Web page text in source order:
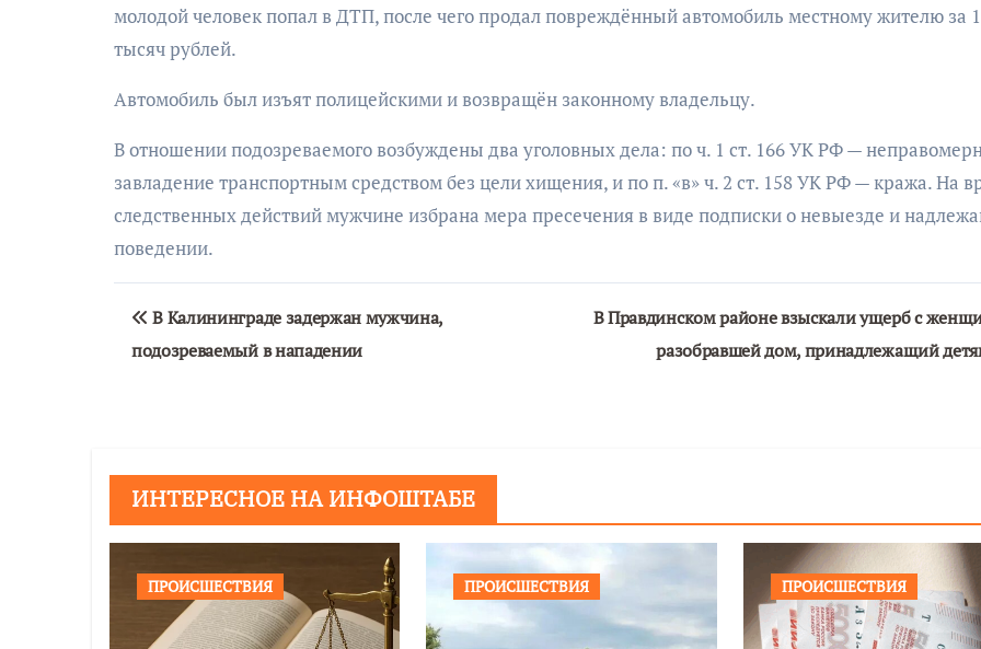
молодой человек попал в ДТП, после чего продал повреждённый автомобиль местному жителю за
тысяч рублей.
Автомобиль был изъят полицейскими и возвращён законному владельцу.
В отношении подозреваемого возбуждены два уголовных дела: по ч. 1 ст. 166 УК РФ —
завладение транспортным средством без цели хищения, и по п. «в» ч. 2 ст. 158 УК РФ — кража. На
следственных действий мужчине избрана мера пресечения в виде подписки о невыезде и
поведении.
Навигация
по
В Калининграде задержан мужчина,
подозреваемый в нападении
В Правдинском районе взыскали ущерб с
разобравшей дом, принадлежащий
ИНТЕРЕСНОЕ НА ИНФОШТАБЕ
ПРОИСШЕСТВИЯ ПРОИСШЕСТВИЯ ПРОИСШЕСТВИЯ